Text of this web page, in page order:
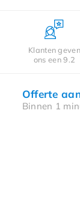
Klanten geven
ons een 9.2
Offerte
Binnen 1